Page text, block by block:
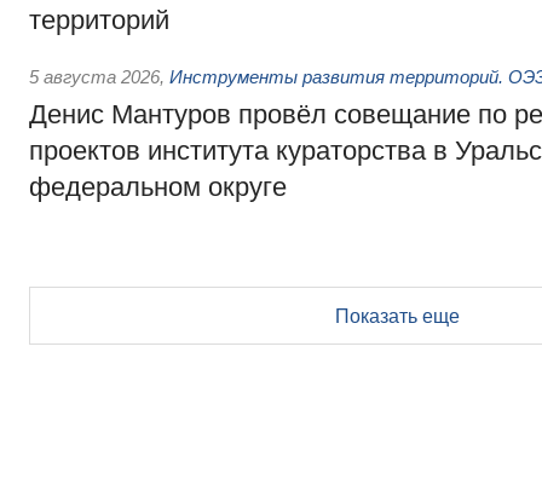
территорий
5 августа 2026, Инструменты развития территорий.
Денис Мантуров провёл совещание по
проектов института кураторства в
федеральном округе
Показать еще